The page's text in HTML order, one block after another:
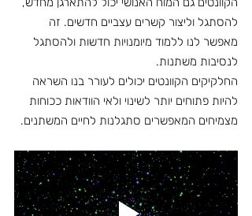
להסתגל וליצור קשרים עצביים חדשים. זה
מאפשר לנו ללמוד מיומנויות חדשות ולהסתגל
לנסיבות משתנות.
החלקיקים הקוונטים יכולים לעורר בנו השראה
להיות פתוחים יותר לשינוי ולאי הוודאות ככוחות
מצמיחים המאפשרים סתגלנות לחיים המשתנים.